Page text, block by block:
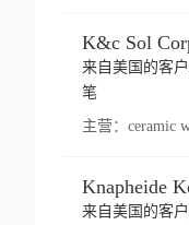
K&c Sol
来自美国的客
笔
主营： ceramic
来自美国的客